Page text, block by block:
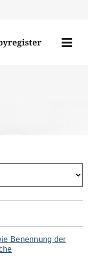
Menü
Benennung der